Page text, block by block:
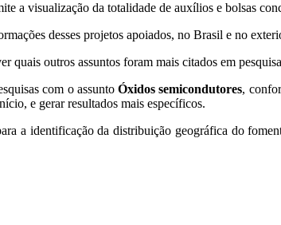
a visualização da totalidade de auxílios e bolsas
desses projetos apoiados, no Brasil e no
quais outros assuntos foram mais citados em
com o assuntoÓxidos semicondutores,
e gerar resultados mais específicos.
a identificação da distribuição geográfica do